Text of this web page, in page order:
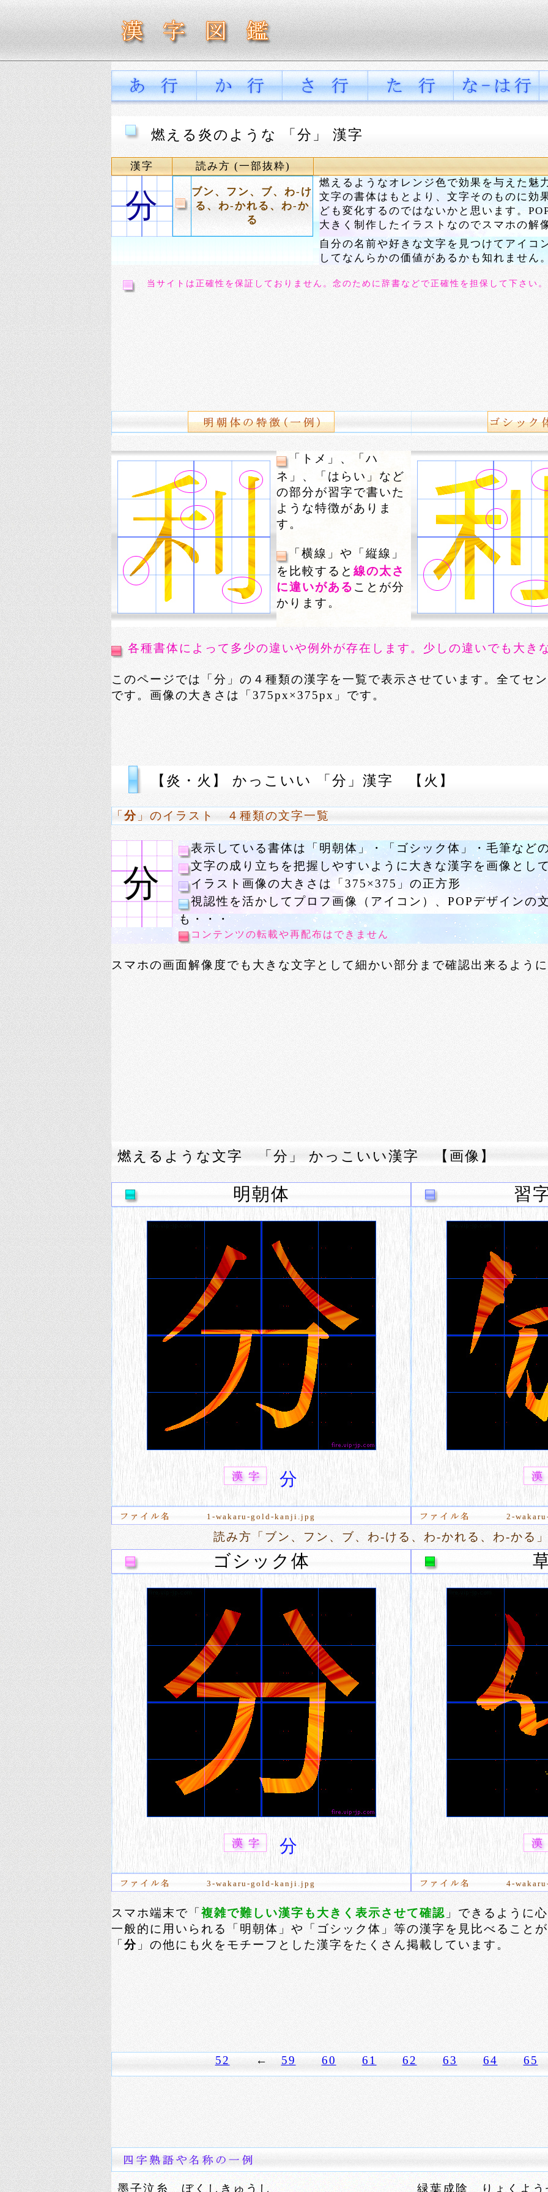
燃える炎のような 「分」 漢字
漢字 読み方 (一部抜粋)
分
ブン、フン、ブ、わ-け
る、わ-かれる、わ-か
る
燃えるようなオレンジ色で効果を与えた魅
文字の書体はもとより、文字そのものに効
ども変化するのではないかと思います。
大きく制作したイラストなのでスマホの解
自分の名前や好きな文字を見つけてアイコ
してなんらかの価値があるかも知れません
当サイトは正確性を保証しておりません。念のために辞書などで正確性を担保して下さい。
「トメ」、「ハ
ネ」、「はらい」など
の部分が習字で書いた
ような特徴がありま
す。
「横線」や「縦線」
を比較すると 線の太さ
に違いがある ことが分
かります。
各種書体によって多少の違いや例外が存在します。少しの違いでも大き
このページでは「分」の４種類の漢字を一覧で表示させています。全てセ
です。画像の大きさは「375px×375px」です。
【炎・火】 かっこいい 「分」漢字 【火】
「 分 」のイラスト ４種類の文字一覧
分
表示している書体は「明朝体」・「ゴシック体」・毛筆など
文字の成り立ちを把握しやすいように大きな漢字を画像とし
イラスト画像の大きさは「375×375」の正方形
視認性を活かしてプロフ画像（アイコン）、POPデザインの
も・・・
コンテンツの転載や再配布はできません
スマホの画面解像度でも大きな文字として細かい部分まで確認出来るよう
燃えるような文字 「分」 かっこいい漢字 【画像】
明朝体 習
分
1-wakaru-gold-kanji.jpg 2-
読み方「ブン、フン、ブ、わ-ける、わ-かれる、わ-かる
ゴシック体
分
3-wakaru-gold-kanji.jpg 4-
スマホ端末で「 複雑で難しい漢字も大きく表示させて確認 」できるように
一般的に用いられる「明朝体」や「ゴシック体」等の漢字を見比べること
「 分 」の他にも火をモチーフとした漢字をたくさん掲載しています。
52 ← 59 60 61 62 63 64 65
墨子泣糸 ぼくしきゅうし 緑葉成陰 りょくよう